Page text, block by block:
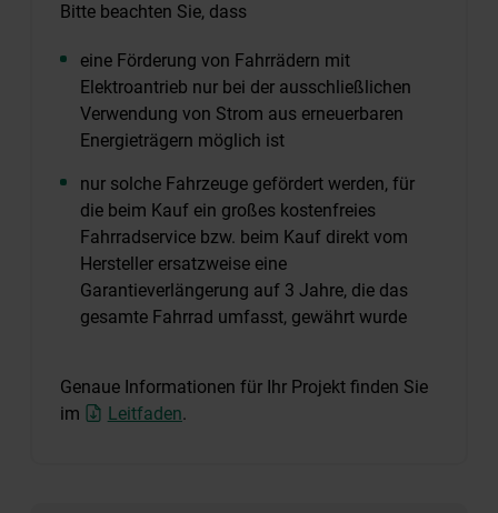
Bitte beachten Sie, dass
eine Förderung von Fahrrädern mit
Elektroantrieb nur bei der ausschließlichen
Verwendung von Strom aus erneuerbaren
Energieträgern möglich ist
nur solche Fahrzeuge gefördert werden, für
die beim Kauf ein großes kostenfreies
Fahrradservice bzw. beim Kauf direkt vom
Hersteller ersatzweise eine
Garantieverlängerung auf 3 Jahre, die das
gesamte Fahrrad umfasst, gewährt wurde
Genaue Informationen für Ihr Projekt finden Sie
im
Leitfaden.